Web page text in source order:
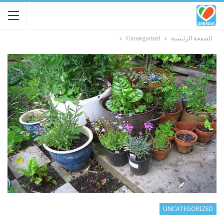
الصفحة الرئيسية Uncategorized
UNCATEGORIZED